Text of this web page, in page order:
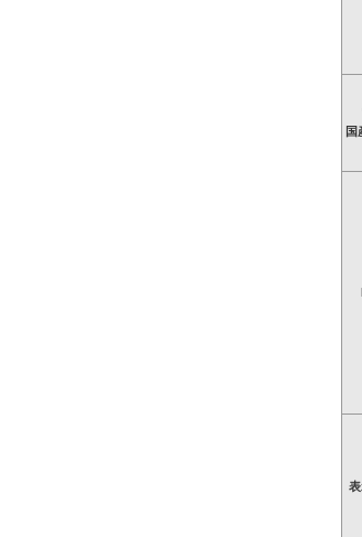
国